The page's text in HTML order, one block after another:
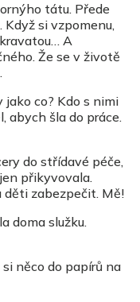
tátu. Přede
Když si vzpomenu,
A
Že se v životě
jako co? Kdo s nimi
abych šla do práce.
do střídavé péče,
přikyvovala.
děti zabezpečit. Mě!
doma služku.
něco do papírů na